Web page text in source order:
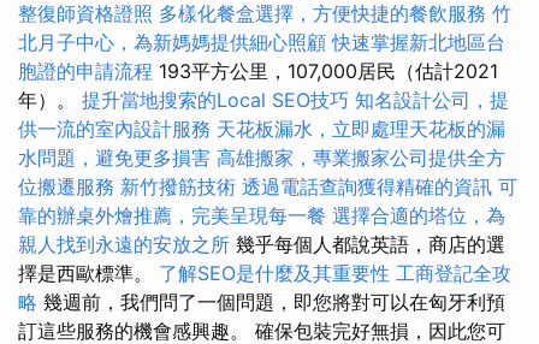
整復師資格證照 多樣化餐盒選擇，方便快捷的餐飲服務 竹
北月子中心，為新媽媽提供細心照顧 快速掌握新北地區台
胞證的申請流程 193平方公里，107,000居民（估計2021
年）。 提升當地搜索的Local SEO技巧 知名設計公司，提
供一流的室內設計服務 天花板漏水，立即處理天花板的漏
水問題，避免更多損害 高雄搬家，專業搬家公司提供全方
位搬遷服務 新竹撥筋技術 透過電話查詢獲得精確的資訊 可
靠的辦桌外燴推薦，完美呈現每一餐 選擇合適的塔位，為
親人找到永遠的安放之所 幾乎每個人都說英語，商店的選
擇是西歐標準。 了解SEO是什麼及其重要性 工商登記全攻
略 幾週前，我們問了一個問題，即您將對可以在匈牙利預
訂這些服務的機會感興趣。 確保包裝完好無損，因此您可